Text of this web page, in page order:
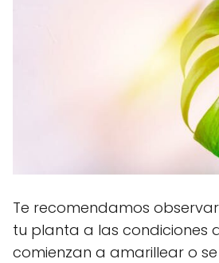
Te recomendamos
tu planta a las condiciones
comienzan a amarillear o